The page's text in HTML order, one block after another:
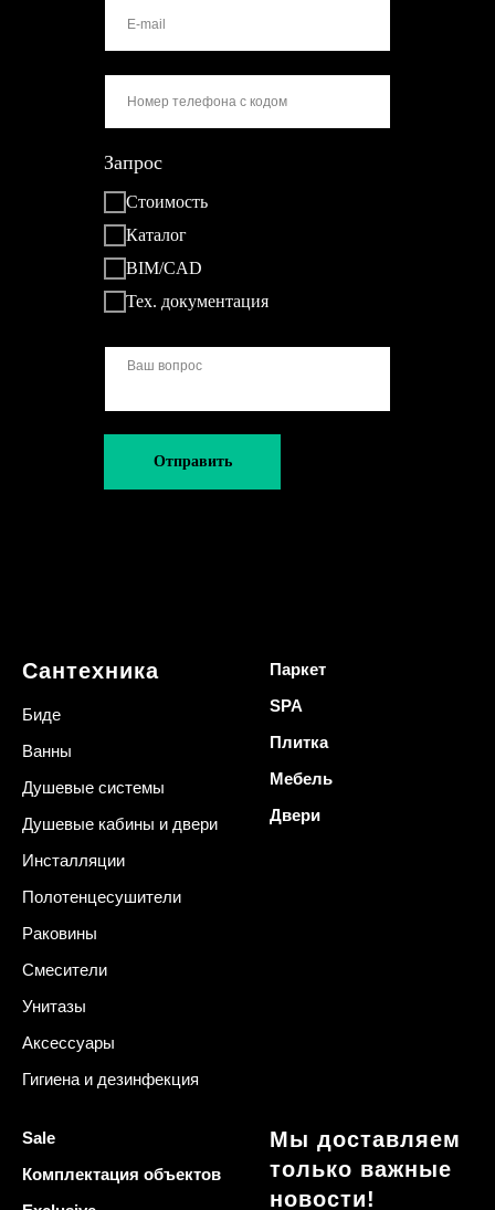
Запрос
Стоимость
Каталог
BIM/CAD
Тех. документация
Отправить
Сантехника
Биде
Ванны
Душевые системы
Душевые кабины и двери
Инсталляции
Полотенцесушители
Раковины
Смесители
Унитазы
Аксессуары
Гигиена и дезинфекция
Паркет
SPA
Плитка
Мебель
Двери
Sale
Комплектация объектов
Мы доставляем
только важные
новости!